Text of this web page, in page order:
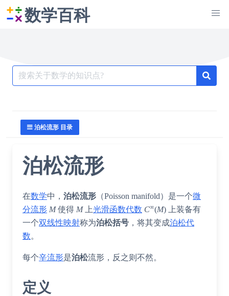
数学百科
Search
for:
泊松流形 目录
泊松流形
在数学中， 泊松流形 （Poisson manifold）是一个微
分流形 M使得 M上光滑函数代数 C∞(M) 上装备有
一个双线性映射称为泊松括号 ，将其变成泊松代
数。
每个辛流形是泊松流形，反之则不然。
定义